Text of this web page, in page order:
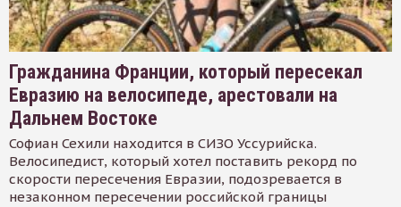
Гражданина Франции, который пересекал
Евразию на велосипеде, арестовали на
Дальнем Востоке
Софиан Сехили находится в СИЗО Уссурийска.
Велосипедист, который хотел поставить рекорд по
скорости пересечения Евразии, подозревается в
незаконном пересечении российской границы